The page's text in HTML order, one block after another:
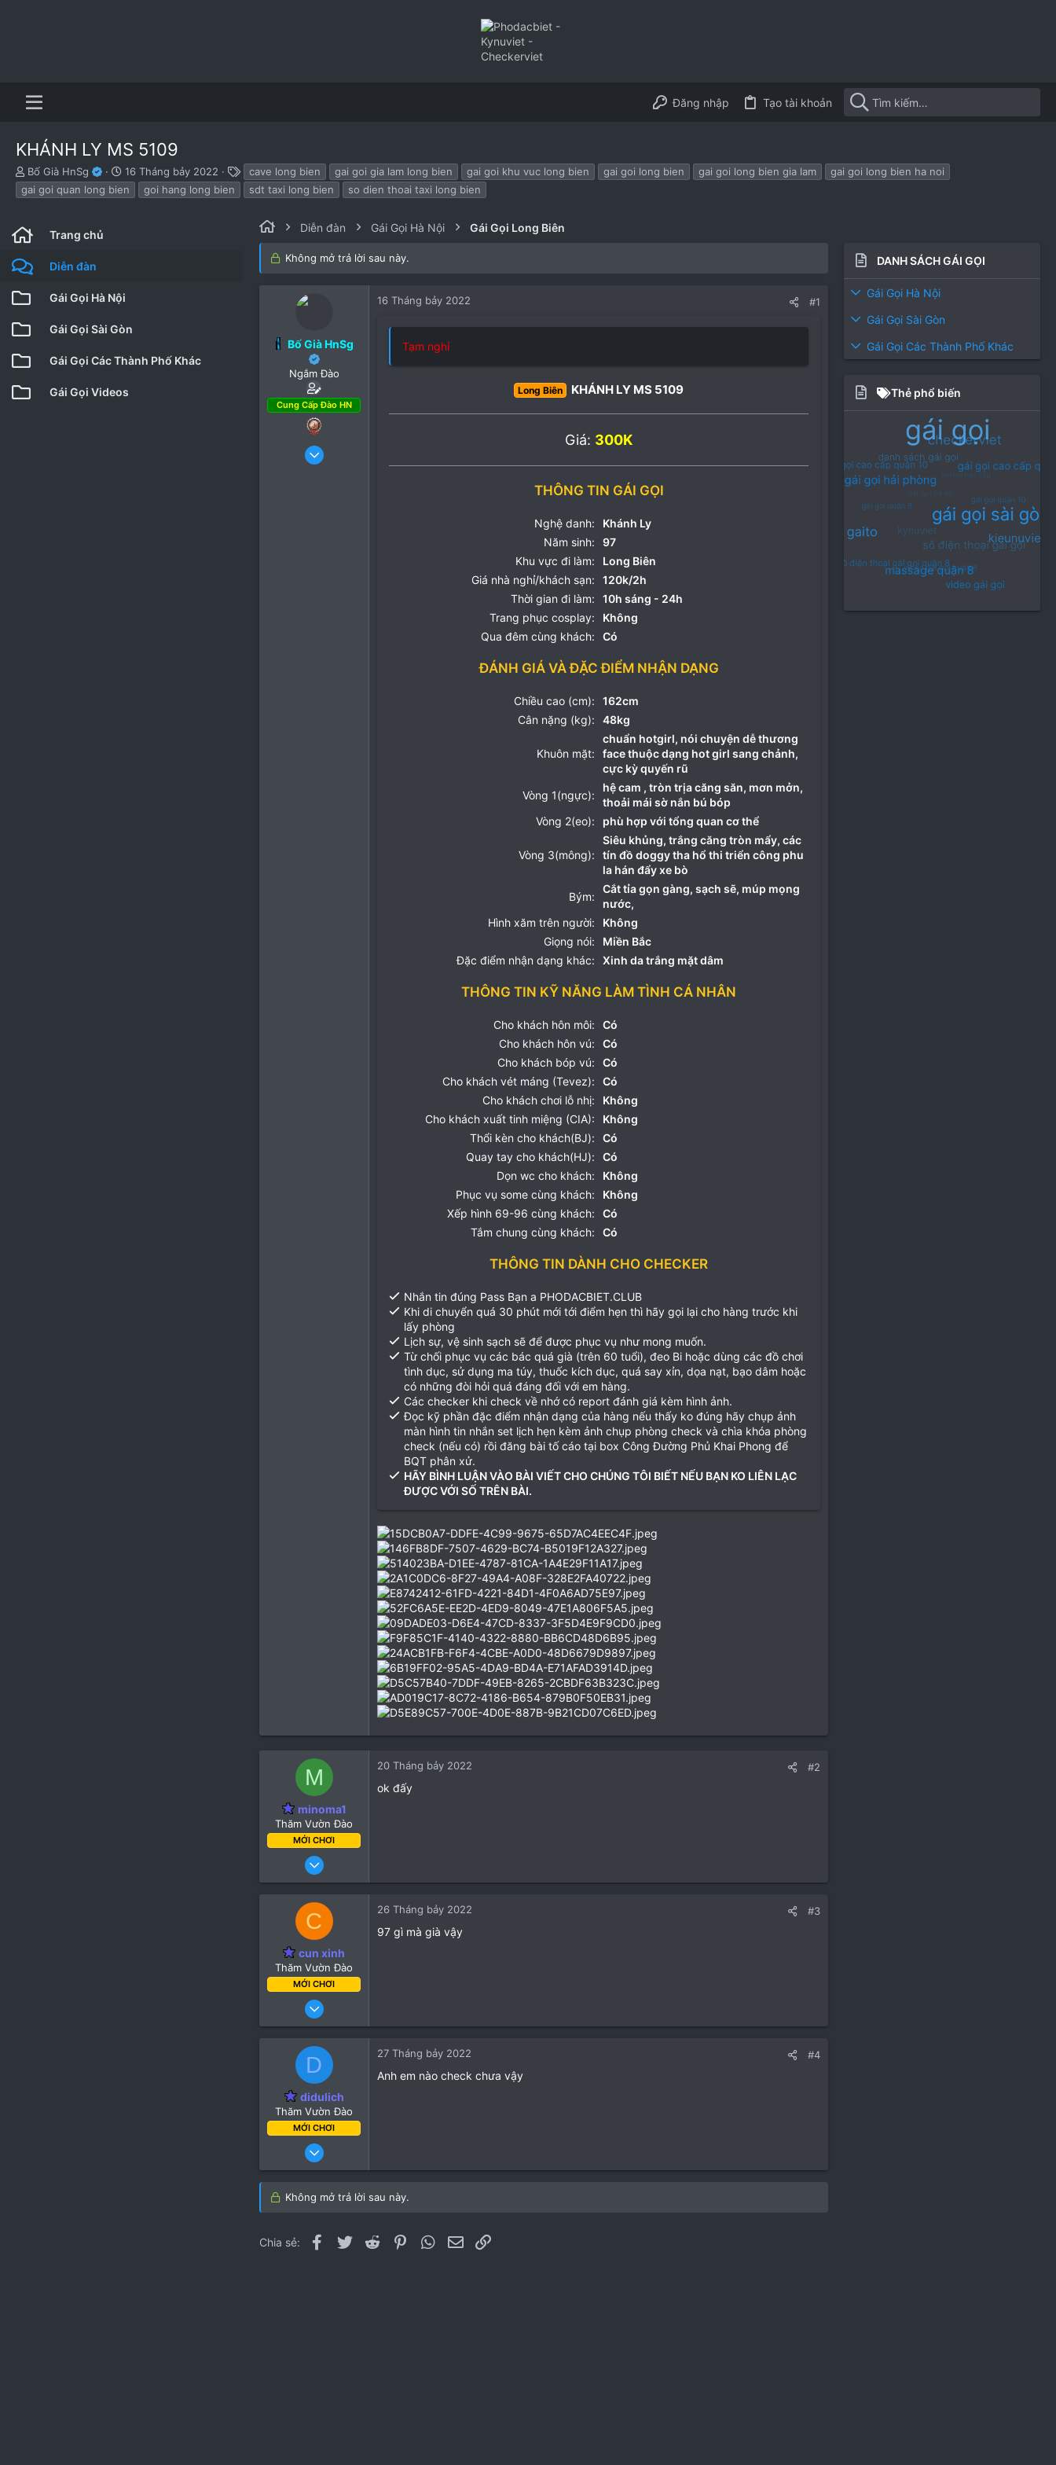
Đăng nhập Tạo tài khoản
KHÁNH LY MS 5109
B
ắ
t
ầ
u
Bố Già HnSg
N
g
à
u
16 Tháng bảy 2022
h
ẻ
cave long bien gai goi gia lam long bien gai goi khu vuc long bien gai goi long bien gai goi long bien gia lam
gai goi long bien ha noi
gai goi quan long bien
goi hang long bien sdt taxi long bien so dien thoai taxi long bien
Trang chủ
Diễn đàn
Gái Gọi Hà Nội
Gái Gọi Sài Gòn
Gái Gọi Các Thành Phố Khác
Gái Gọi Videos
Diễn đàn Gái Gọi Hà Nội Gái Gọi Long Biên
Không mở trả lời sau này.
Bố Già HnSg
Ngắm Đào
Cung Cấp Đào HN
16 Tháng bảy 2022 #1
Tạm nghỉ
Long Biên KHÁNH LY MS 5109
Giá: 300K
THÔNG TIN GÁI GỌI
Nghệ danh:
Khánh Ly
Năm sinh:
97
Khu vực đi làm:
Long Biên
Giá nhà nghỉ/khách sạn:
120k/2h
Thời gian đi làm:
10h sáng - 24h
Trang phục cosplay:
Không
Qua đêm cùng khách:
Có
ĐÁNH GIÁ VÀ ĐẶC ĐIỂM NHẬN DẠNG
Chiều cao (cm):
162cm
Cân nặng (kg):
48kg
Khuôn mặt:
chuẩn hotgirl, nói chuyện dễ thương
face thuộc dạng hot girl sang chảnh,
cực kỳ quyến rũ
Vòng 1(ngực):
hệ cam , tròn trịa căng săn, mơn mởn,
thoải mái sờ nắn bú bóp
Vòng 2(eo):
phù hợp với tổng quan cơ thể
Vòng 3(mông):
Siêu khủng, trắng căng tròn mẩy, các
tín đồ doggy tha hổ thi triển công phu
la hán đẩy xe bò
Bým:
Cắt tỉa gọn gàng, sạch sẽ, múp mọng
nước,
Hình xăm trên người:
Không
Giọng nói:
Miền Bắc
Đặc điểm nhận dạng khác:
Xinh da trắng mặt dâm
THÔNG TIN KỸ NĂNG LÀM TÌNH CÁ NHÂN
Cho khách hôn môi:
Có
Cho khách hôn vú:
Có
Cho khách bóp vú:
Có
Cho khách vét máng (Tevez):
Có
Cho khách chơi lỗ nhị:
Không
Cho khách xuất tinh miệng (CIA):
Không
Thổi kèn cho khách(BJ):
Có
Quay tay cho khách(HJ):
Có
Dọn wc cho khách:
Không
Phục vụ some cùng khách:
Không
Xếp hình 69-96 cùng khách:
Có
Tắm chung cùng khách:
Có
THÔNG TIN DÀNH CHO CHECKER
Nhắn tin đúng Pass Bạn a PHODACBIET.CLUB
Khi di chuyển quá 30 phút mới tới điểm hẹn thì hãy gọi lại cho hàng trước khi
lấy phòng
Lịch sự, vệ sinh sạch sẽ để được phục vụ như mong muốn.
Từ chối phục vụ các bác quá già (trên 60 tuổi), đeo Bi hoặc dùng các đồ chơi
tình dục, sử dụng ma túy, thuốc kích dục, quá say xỉn, dọa nạt, bạo dâm hoặc
có những đòi hỏi quá đáng đối với em hàng.
Các checker khi check về nhớ có report đánh giá kèm hình ảnh.
Đọc kỹ phần đặc điểm nhận dạng của hàng nếu thấy ko đúng hãy chụp ảnh
màn hình tin nhắn set lịch hẹn kèm ảnh chụp phòng check và chìa khóa phòng
check (nếu có) rồi đăng bài tố cáo tại box Công Đường Phủ Khai Phong để
BQT phân xử.
HÃY BÌNH LUẬN VÀO BÀI VIẾT CHO CHÚNG TÔI BIẾT NẾU BẠN KO LIÊN LẠC
ĐƯỢC VỚI SỐ TRÊN BÀI.
M
minoma1
Thăm Vườn Đào
MỚI CHƠI
4
20 Tháng bảy 2022 #2
ok đấy
C
cun xinh
Thăm Vườn Đào
MỚI CHƠI
0
26 Tháng bảy 2022 #3
97 gì mà già vậy
D
didulich
Thăm Vườn Đào
MỚI CHƠI
27 Tháng bảy 2022 #4
Anh em nào check chưa vậy
Không mở trả lời sau này.
Chia sẻ: Facebook
Twitter Reddit PinterestWhatsApp
Email
DANH SÁCH GÁI GỌI
Gái Gọi Hà Nội
Gái Gọi Sài Gòn
Gái Gọi Các Thành Phố Khác
Thẻ phổ biến